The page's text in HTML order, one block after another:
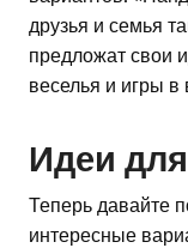
друзья и семья
предложат свои
веселья и игры
Идеи
Теперь давайте
интересные